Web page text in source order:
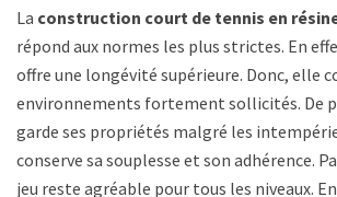
La construction court de tennis en
répond aux normes les plus strictes. En
offre une longévité supérieure. Donc, elle
environnements fortement sollicités. De
garde ses propriétés malgré les
conserve sa souplesse et son adhérence.
jeu reste agréable pour tous les niveaux.